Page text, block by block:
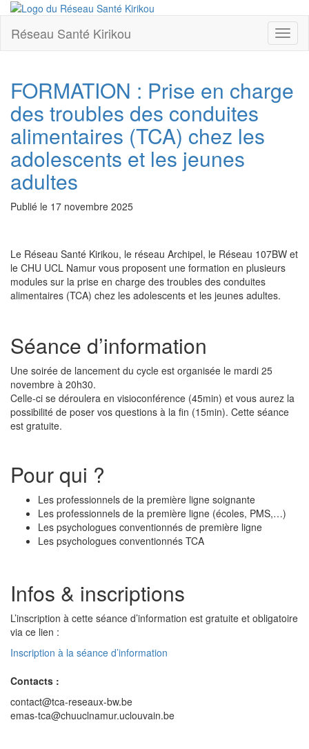
Réseau Santé Kirikou
FORMATION : Prise en charge
des troubles des conduites
alimentaires (TCA) chez les
adolescents et les jeunes
adultes
Publié le 17 novembre 2025
Le Réseau Santé Kirikou, le réseau Archipel, le Réseau 107BW et
le CHU UCL Namur vous proposent une formation en plusieurs
modules sur la prise en charge des troubles des conduites
alimentaires (TCA) chez les adolescents et les jeunes adultes.
Séance d’information
Une soirée de lancement du cycle est organisée le mardi 25
novembre à 20h30.
Celle-ci se déroulera en visioconférence (45min) et vous aurez la
possibilité de poser vos questions à la fin (15min). Cette séance
est gratuite.
Pour qui ?
Les professionnels de la première ligne soignante
Les professionnels de la première ligne (écoles, PMS,…)
Les psychologues conventionnés de première ligne
Les psychologues conventionnés TCA
Infos & inscriptions
L’inscription à cette séance d’information est gratuite et obligatoire
via ce lien :
Inscription à la séance d’information
Contacts :
contact@tca-reseaux-bw.be
emas-tca@chuuclnamur.uclouvain.be